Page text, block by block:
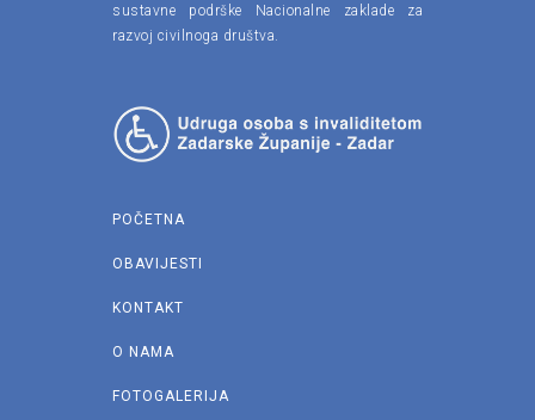
sustavne podrške Nacionalne zaklade za
razvoj civilnoga društva.
POČETNA
OBAVIJESTI
KONTAKT
O NAMA
FOTOGALERIJA